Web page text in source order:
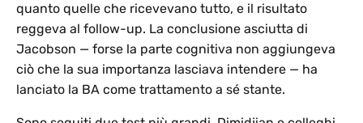
quanto quelle che ricevevano tutto, e il risultato
reggeva al follow-up. La conclusione asciutta di
Jacobson — forse la parte cognitiva non aggiungeva
ciò che la sua importanza lasciava intendere — ha
lanciato la BA come trattamento a sé stante.